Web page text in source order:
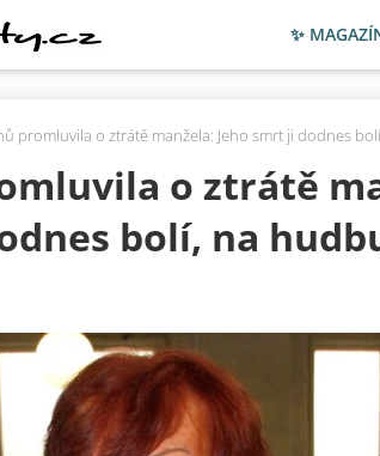
✨
promluvila o ztrátě manžela: Jeho smrt ji dodnes
o ztrátě
bolí, na